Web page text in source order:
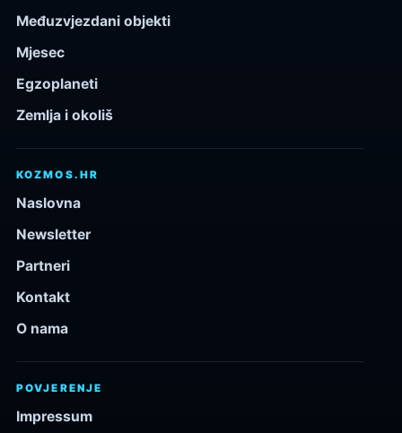
Međuzvjezdani objekti
Mjesec
Egzoplaneti
Zemlja i okoliš
KOZMOS.HR
Naslovna
Newsletter
Partneri
Kontakt
O nama
POVJERENJE
Impressum